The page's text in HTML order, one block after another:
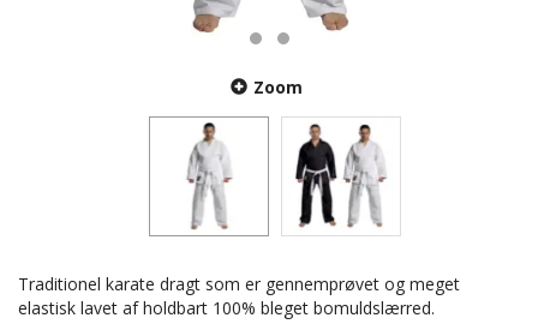
Zoom
Traditionel karate dragt som er gennemprøvet og meget
elastisk lavet af holdbart 100% bleget bomuldslærred.